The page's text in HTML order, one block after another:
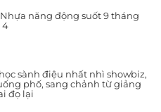
năng động suốt 9 tháng
4
sành điệu nhất nhì showbiz,
phố, sang chảnh từ giảng
đọ lại